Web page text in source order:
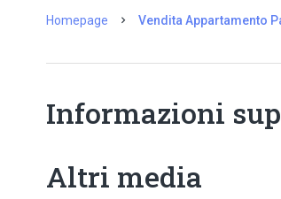
Homepage Vendita Appartamento
Informazioni
Altri media